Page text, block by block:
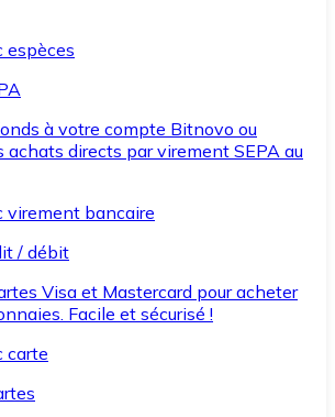
espèces
à votre compte Bitnovo ou
achats directs par virement SEPA au
virement bancaire
/ débit
Visa et Mastercard pour acheter
Facile et sécurisé !
carte